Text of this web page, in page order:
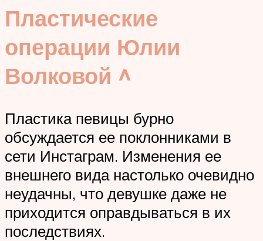
Пластические
операции Юлии
Волковой ^
Пластика певицы бурно
обсуждается ее поклонниками в
сети Инстаграм. Изменения ее
внешнего вида настолько очевидно
неудачны, что девушке даже не
приходится оправдываться в их
последствиях.